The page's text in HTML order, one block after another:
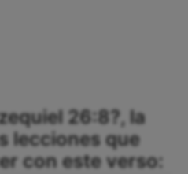
26:8?, la
lecciones que
con este verso: